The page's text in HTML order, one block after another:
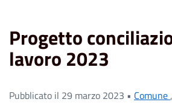
Progetto
lavoro 2023
Pubblicato il 29 marzo 2023 • Comune,